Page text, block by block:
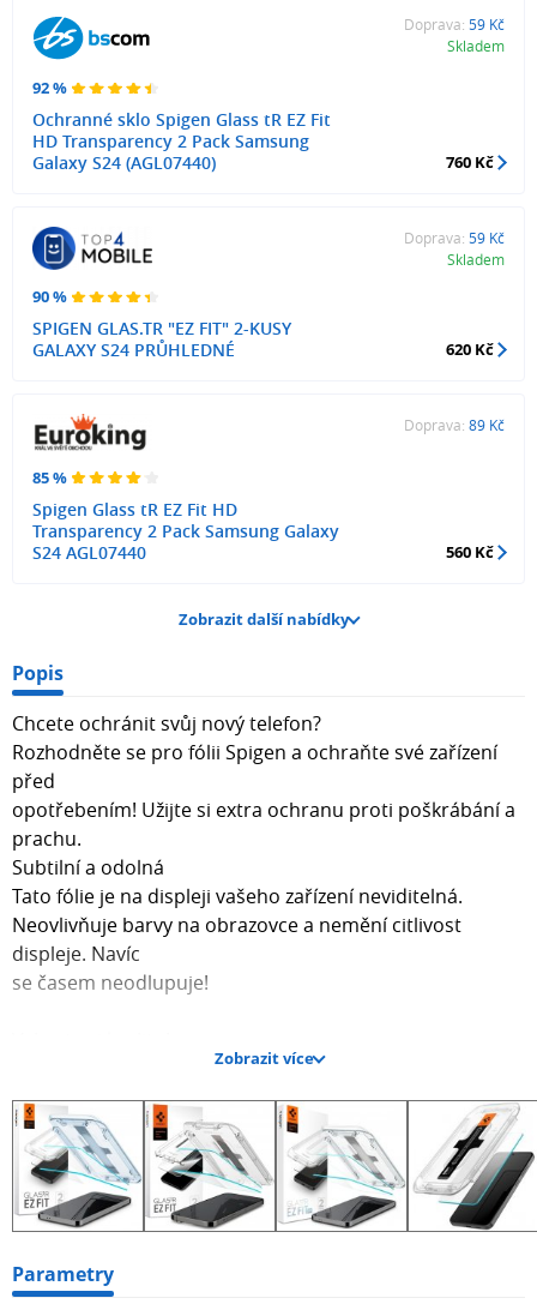
92 %
Ochranné sklo Spigen Glass tR EZ Fit
HD Transparency 2 Pack Samsung
Galaxy S24 (AGL07440)
Doprava: 59 Kč
Skladem
760 Kč
90 %
SPIGEN GLAS.TR "EZ FIT" 2-KUSY
GALAXY S24 PRŮHLEDNÉ
Doprava: 59 Kč
Skladem
620 Kč
85 %
Spigen Glass tR EZ Fit HD
Transparency 2 Pack Samsung Galaxy
S24 AGL07440
Doprava: 89 Kč
560 Kč
Zobrazit další nabídky
Popis
Chcete ochránit svůj nový telefon?
Rozhodněte se pro fólii Spigen a ochraňte své zařízení
před
opotřebením! Užijte si extra ochranu proti poškrábání a
prachu.
Subtilní a odolná
Tato fólie je na displeji vašeho zařízení neviditelná.
Neovlivňuje barvy na obrazovce a nemění citlivost
displeje. Navíc
se časem neodlupuje!
Kryt je vyroben z tvrzeného skla, které odolá nárazům.
Prémiový
materiál poskytuje telefonu dlouhotrvající ochranu při
každodenních
výzvách.
Dostupně a rychle
displeje snadno namontovat přímo z domova. Ideální i
pro
Zobrazit více
Parametry